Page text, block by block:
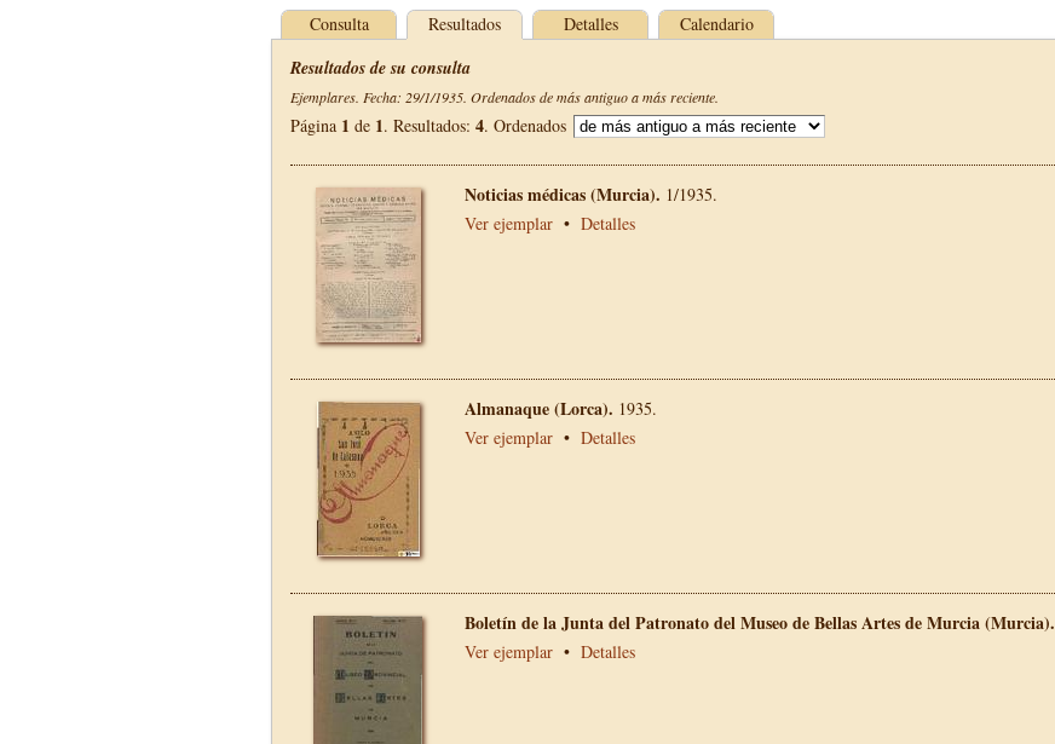
Consulta Resultados Detalles Calendario
Resultados de su consulta
Ejemplares. Fecha: 29/1/1935. Ordenados de más antiguo a más reciente.
Página 1 de 1. Resultados: 4. Ordenados
Noticias médicas (Murcia). 1/1935.
Ver ejemplar • Detalles
Almanaque (Lorca). 1935.
Ver ejemplar • Detalles
Boletín de la Junta del Patronato del Museo de Bellas Artes de Murcia (Murcia).
Ver ejemplar • Detalles